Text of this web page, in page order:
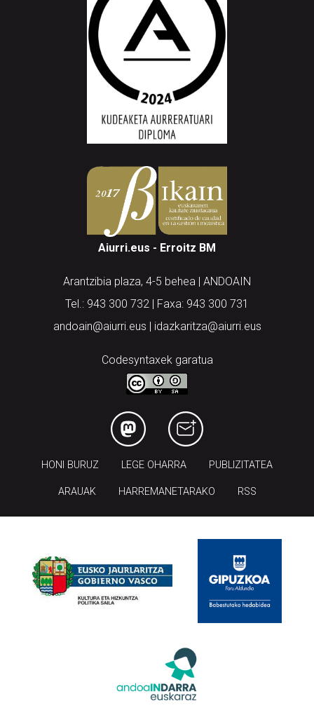
Aiurri.eus - Erroitz BM
Arantzibia plaza, 4-5 behea | ANDOAIN
Tel.: 943 300 732 | Faxa: 943 300 731
andoain@aiurri.eus | idazkaritza@aiurri.eus
Codesyntaxek garatua
HONI BURUZ LEGE OHARRA PUBLIZITATEA
ARAUAK HARREMANETARAKO RSS